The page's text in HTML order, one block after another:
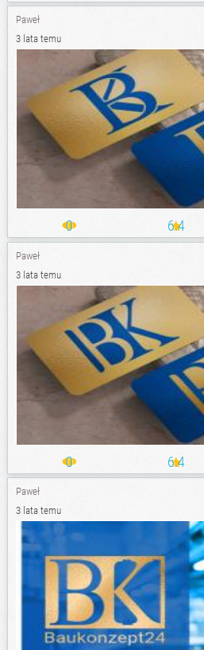
Paweł
3 lata temu
0 6.4
Paweł
3 lata temu
0 6.4
Paweł
3 lata temu